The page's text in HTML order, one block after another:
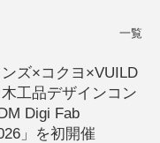
一覧
ンズ×コクヨ×VUILD
工品デザインコン
Digi Fab
」を初開催